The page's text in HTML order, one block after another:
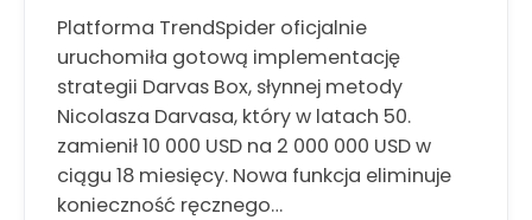
Platforma TrendSpider oficjalnie
uruchomiła gotową implementację
strategii Darvas Box, słynnej metody
Nicolasza Darvasa, który w latach 50.
zamienił 10 000 USD na 2 000 000 USD w
ciągu 18 miesięcy. Nowa funkcja eliminuje
konieczność ręcznego…